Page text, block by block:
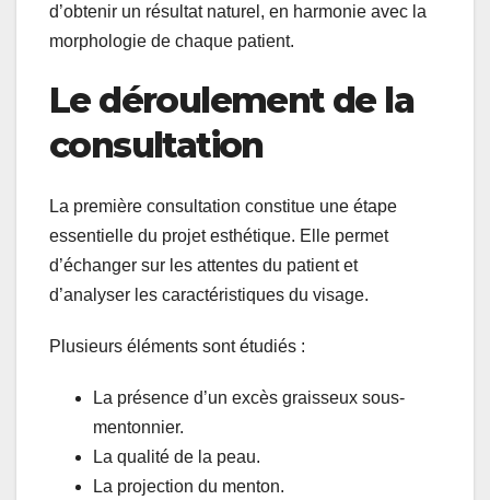
d’obtenir un résultat naturel, en harmonie avec la
morphologie de chaque patient.
Le déroulement de la
consultation
La première consultation constitue une étape
essentielle du projet esthétique. Elle permet
d’échanger sur les attentes du patient et
d’analyser les caractéristiques du visage.
Plusieurs éléments sont étudiés :
La présence d’un excès graisseux sous-
mentonnier.
La qualité de la peau.
La projection du menton.